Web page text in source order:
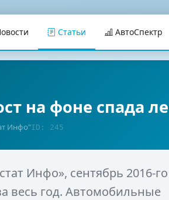
Статьи АвтоСпектр
на фоне спада
Инфо"ID: 245
Инфо», сентябрь 2016-го
весь год. Автомобильные